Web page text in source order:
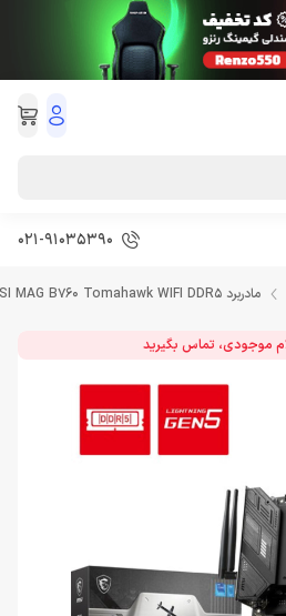
021-91035390
مادربرد MSI MAG B760 Tomahawk WIFI DDR5
موجودی، تماس بگیرید